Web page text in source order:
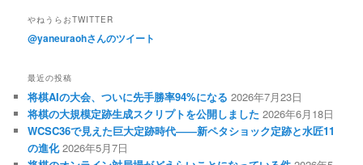
やねうらおTWITTER
@yaneuraohさんのツイート
最近の投稿
将棋AIの大会、ついに先手勝率94%になる 2026年7月23日
将棋の大規模定跡生成スクリプトを公開しました 2026年6月18日
WCSC36で見えた巨大定跡時代――新ペタショック定跡と水匠11
の進化 2026年5月7日